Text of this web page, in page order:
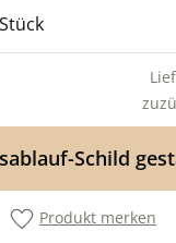
Stück
Schild
Produkt merken